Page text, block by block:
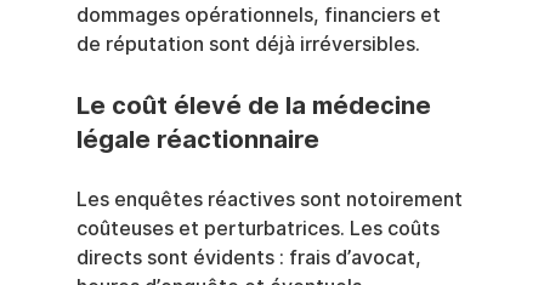
dommages opérationnels, financiers et
de réputation sont déjà irréversibles.
Le coût élevé de la médecine
légale réactionnaire
Les enquêtes réactives sont notoirement
coûteuses et perturbatrices. Les coûts
directs sont évidents : frais d’avocat,